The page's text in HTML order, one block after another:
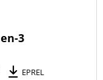
3
EPREL